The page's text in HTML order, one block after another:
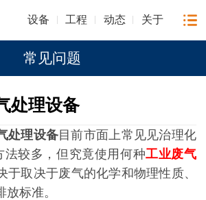
设备 工程 动态 关于
常见问题
处理设备
处理设备目前市面上常见见治理化
法较多，但究竟使用何种工业废气
于取决于废气的化学和物理性质、
标准。